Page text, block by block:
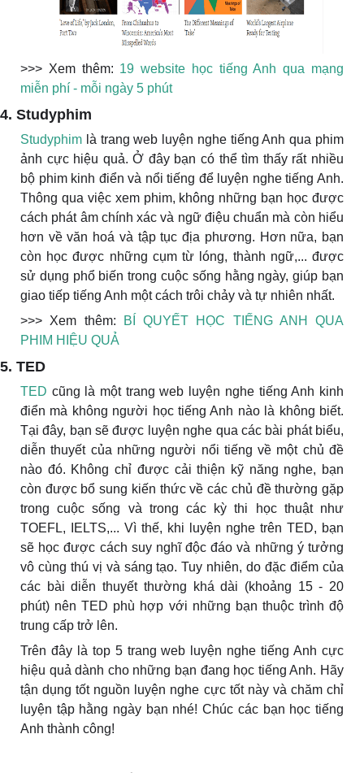
>>> Xem thêm: 19 website học tiếng Anh qua mạng
miễn phí - mỗi ngày 5 phút
4. Studyphim
Studyphim là trang web luyện nghe tiếng Anh qua phim
ảnh cực hiệu quả. Ở đây bạn có thể tìm thấy rất nhiều
bộ phim kinh điển và nổi tiếng để luyện nghe tiếng Anh.
Thông qua việc xem phim, không những bạn học được
cách phát âm chính xác và ngữ điệu chuẩn mà còn hiểu
hơn về văn hoá và tập tục địa phương. Hơn nữa, bạn
còn học được những cụm từ lóng, thành ngữ,... được
sử dụng phổ biến trong cuộc sống hằng ngày, giúp bạn
giao tiếp tiếng Anh một cách trôi chảy và tự nhiên nhất.
>>> Xem thêm:
BÍ QUYẾT HỌC TIẾNG ANH QUA
PHIM HIỆU QUẢ
5. TED
TED cũng là một trang web luyện nghe tiếng Anh kinh
điển mà không người học tiếng Anh nào là không biết.
Tại đây, bạn sẽ được luyện nghe qua các bài phát biểu,
diễn thuyết của những người nổi tiếng về một chủ đề
nào đó. Không chỉ được cải thiện kỹ năng nghe, bạn
còn được bổ sung kiến thức về các chủ đề thường gặp
trong cuộc sống và trong các kỳ thi học thuật như
TOEFL, IELTS,... Vì thế, khi luyện nghe trên TED, bạn
sẽ học được cách suy nghĩ độc đáo và những ý tưởng
vô cùng thú vị và sáng tạo. Tuy nhiên, do đặc điểm của
các bài diễn thuyết thường khá dài (khoảng 15 - 20
phút) nên TED phù hợp với những bạn thuộc trình độ
trung cấp trở lên.
Trên đây là top 5 trang web luyện nghe tiếng Anh cực
hiệu quả dành cho những bạn đang học tiếng Anh. Hãy
tận dụng tốt nguồn luyện nghe cực tốt này và chăm chỉ
luyện tập hằng ngày bạn nhé! Chúc các bạn học tiếng
Anh thành công!